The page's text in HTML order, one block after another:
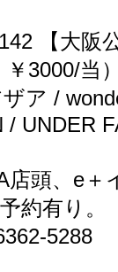
【大阪
3000/当
ア /
/ UNDER
店頭、e
約有り。
5288